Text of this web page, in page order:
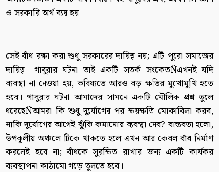
ও সরকারি অর্থ ব্যয় হয়।
সেই বাঁধ রক্ষা করা শুধু সরকারের দায়িত্ব নয়; এটি পুরো সমাজের
দায়িত্ব। গাবুরার ঘটনা তাই একটি সতর্ক সংকেতÑএখনই যদি
ব্যবস্থা না নেওয়া হয়, ভবিষ্যতে আরও বড় ক্ষতির মুখোমুখি হতে
হবে। গাবুরার ঘটনা আমাদের সামনে একটি মৌলিক প্রশ্ন তুলে
ধরেছেÑআমরা কি শুধু দুর্যোগের পর ক্ষয়ক্ষতি মোকাবিলা করব,
নাকি দুর্যোগের আগেই ঝুঁকি কমানোর ব্যবস্থা নেব? বাস্তবতা হলো,
উপকূলীয় অঞ্চলে টিকে থাকতে হলে এখন আর কেবল বাঁধ নির্মাণ
করলেই হবে না; বাঁধকে সুরক্ষিত রাখার জন্য একটি কার্যকর
ব্যবস্থাপনা কাঠামো গড়ে তুলতে হবে।